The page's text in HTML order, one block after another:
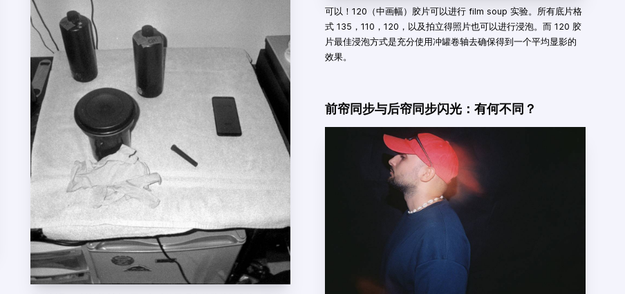
可以！120（中画幅）胶片可以进行 film soup 实验。所有底片格
式 135，110，120，以及拍立得照片也可以进行浸泡。而 120 胶
片最佳浸泡方式是充分使用冲罐卷轴去确保得到一个平均显影的
效果。
前帘同步与后帘同步闪光：有何不同？